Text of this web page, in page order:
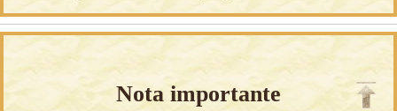
Nota importante